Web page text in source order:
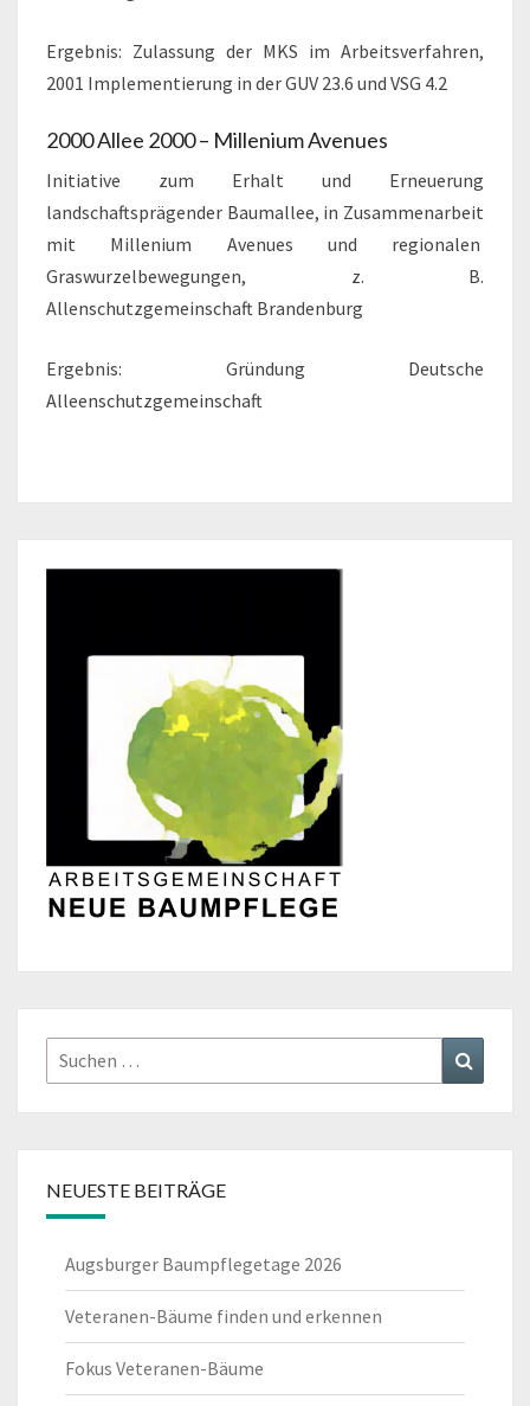
Ergebnis: Zulassung der MKS im Arbeitsverfahren,
2001 Implementierung in der GUV 23.6 und VSG 4.2
2000 Allee 2000 – Millenium Avenues
Initiative zum Erhalt und Erneuerung
landschaftsprägender Baumallee, in Zusammenarbeit
mit Millenium Avenues und regionalen
Graswurzelbewegungen, z. B.
Allenschutzgemeinschaft Brandenburg
Ergebnis: Gründung Deutsche
Alleenschutzgemeinschaft
Suchen
nach:
NEUESTE BEITRÄGE
Augsburger Baumpflegetage 2026
Veteranen-Bäume finden und erkennen
Fokus Veteranen-Bäume